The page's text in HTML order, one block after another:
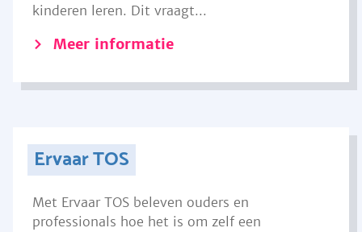
kinderen leren. Dit vraagt...
Meer informatie
Ervaar TOS
Met Ervaar TOS beleven ouders en
professionals hoe het is om zelf een